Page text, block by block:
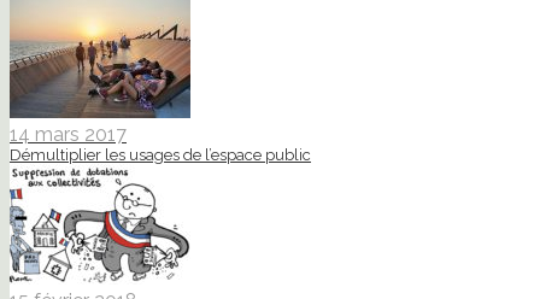
14 mars 2017
Démultiplier les usages de l’espace public